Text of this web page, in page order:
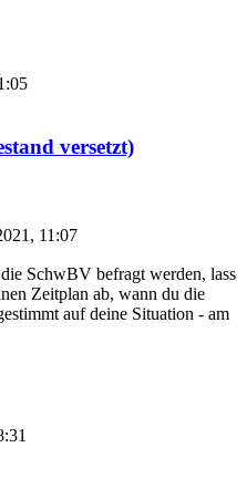
versetzt)
11:07
SchwBV befragt werden, lass
Zeitplan ab, wann du die
auf deine Situation - am